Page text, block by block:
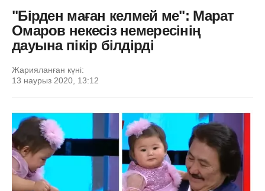
"Бірден маған келмей ме": Марат
Омаров некесіз немересінің
дауына пікір білдірді
Жарияланған күні:
13 наурыз 2020, 13:12